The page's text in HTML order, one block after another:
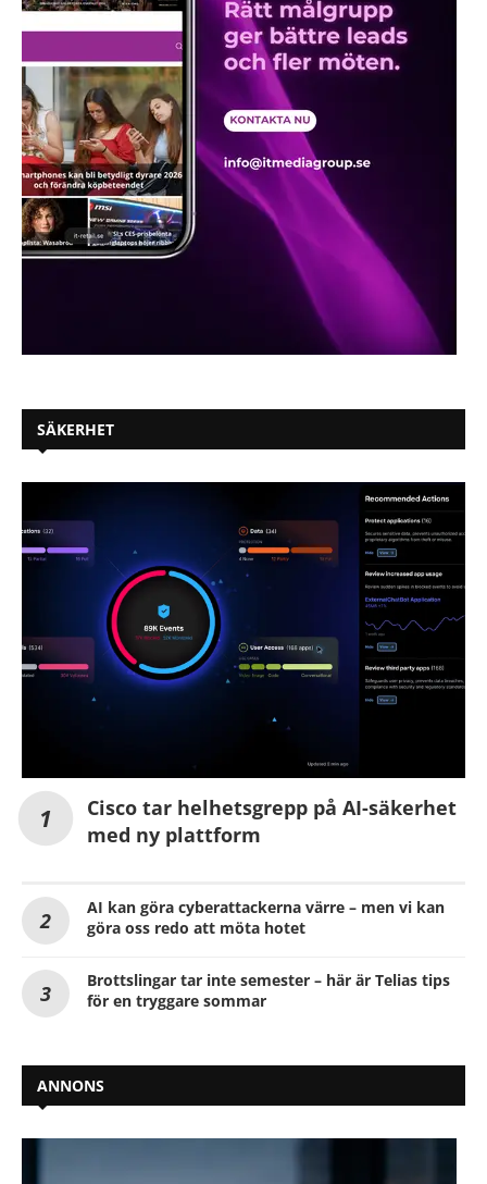
SÄKERHET
Cisco tar helhetsgrepp på AI-säkerhet
med ny plattform
AI kan göra cyberattackerna värre – men vi kan
göra oss redo att möta hotet
Brottslingar tar inte semester – här är Telias tips
för en tryggare sommar
ANNONS